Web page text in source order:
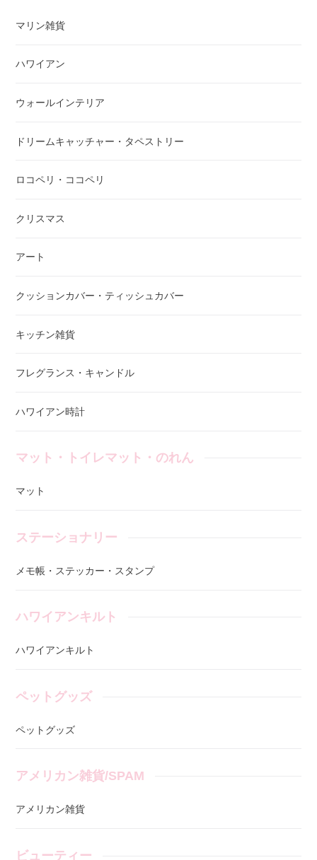
マリン雑貨
ハワイアン
ウォールインテリア
ドリームキャッチャー・タペストリー
ロコペリ・ココペリ
クリスマス
アート
クッションカバー・ティッシュカバー
キッチン雑貨
フレグランス・キャンドル
ハワイアン時計
マット・トイレマット・のれん
マット
ステーショナリー
メモ帳・ステッカー・スタンプ
ハワイアンキルト
ハワイアンキルト
ペットグッズ
ペットグッズ
アメリカン雑貨/SPAM
アメリカン雑貨
ビューティー